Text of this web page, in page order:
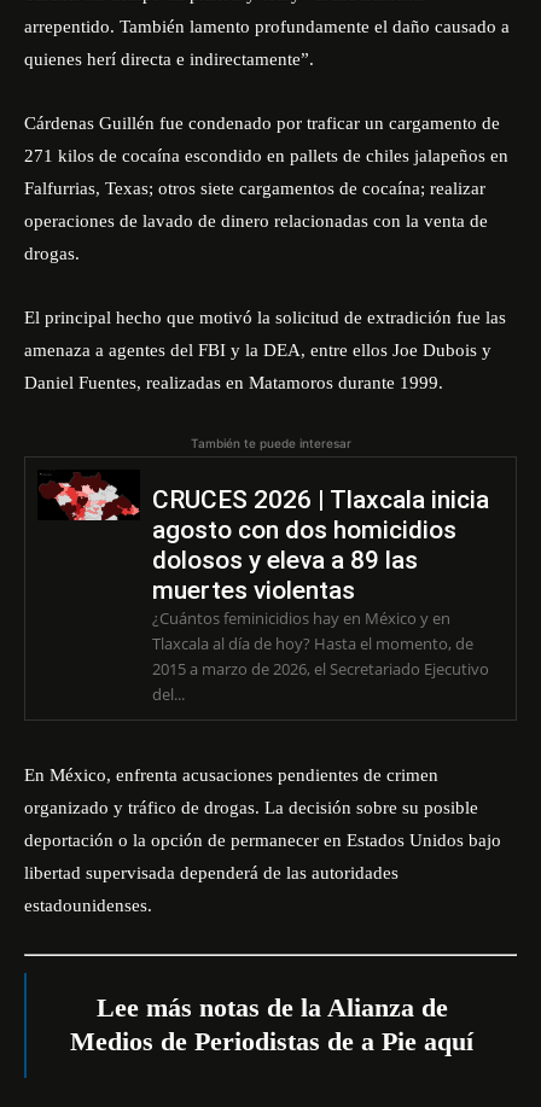
arrepentido. También lamento profundamente el daño causado a
quienes herí directa e indirectamente”.
Cárdenas Guillén fue condenado por traficar un cargamento de
271 kilos de cocaína escondido en pallets de chiles jalapeños en
Falfurrias, Texas; otros siete cargamentos de cocaína; realizar
operaciones de lavado de dinero relacionadas con la venta de
drogas.
El principal hecho que motivó la solicitud de extradición fue las
amenaza a agentes del FBI y la DEA, entre ellos Joe Dubois y
Daniel Fuentes, realizadas en Matamoros durante 1999.
También te puede interesar
CRUCES 2026 | Tlaxcala inicia
agosto con dos homicidios
dolosos y eleva a 89 las
muertes violentas
¿Cuántos feminicidios hay en México y en
Tlaxcala al día de hoy? Hasta el momento, de
2015 a marzo de 2026, el Secretariado Ejecutivo
del...
En México, enfrenta acusaciones pendientes de crimen
organizado y tráfico de drogas. La decisión sobre su posible
deportación o la opción de permanecer en Estados Unidos bajo
libertad supervisada dependerá de las autoridades
estadounidenses.
Lee más notas de la Alianza de
Medios de Periodistas de a Pie aquí